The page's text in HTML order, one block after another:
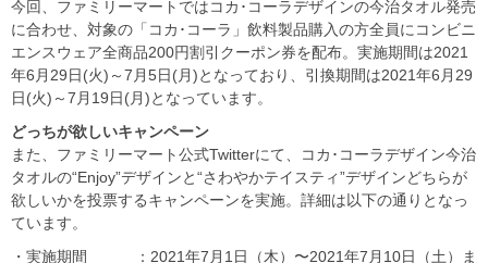
今回、ファミリーマートではコカ･コーラデザインの今治タオル発売
に合わせ、対象の「コカ･コーラ」飲料製品購入の方全員にコンビニ
エンスウェア全商品200円割引クーポン券を配布。実施期間は2021
年6月29日(火)～7月5日(月)となっており、引換期間は2021年6月29
日(火)～7月19日(月)となっています。
どっちが欲しいキャンペーン
また、ファミリーマート公式Twitterにて、コカ･コーラデザイン今治
タオルの“Enjoy”デザインと“さわやかテイスティ”デザインどちらが
欲しいかを投票するキャンペーンを実施。詳細は以下の通りとなっ
ています。
・実施期間 ：2021年7月1日（木）〜2021年7月10日（土）ま